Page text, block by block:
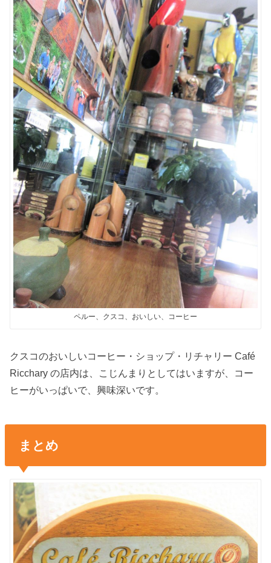
ペルー、クスコ、おいしい、コーヒー
クスコのおいしいコーヒー・ショップ・リチャリー Café
Ricchary の店内は、こじんまりとしてはいますが、コー
ヒーがいっぱいで、興味深いです。
まとめ